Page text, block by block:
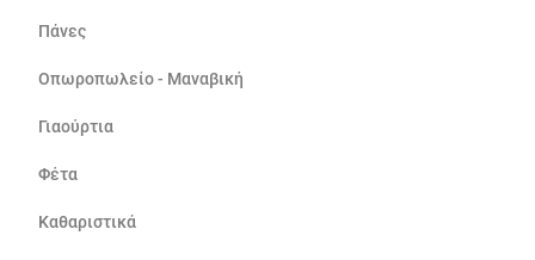
Πάνες
Οπωροπωλείο - Μαναβική
Γιαούρτια
Φέτα
Καθαριστικά